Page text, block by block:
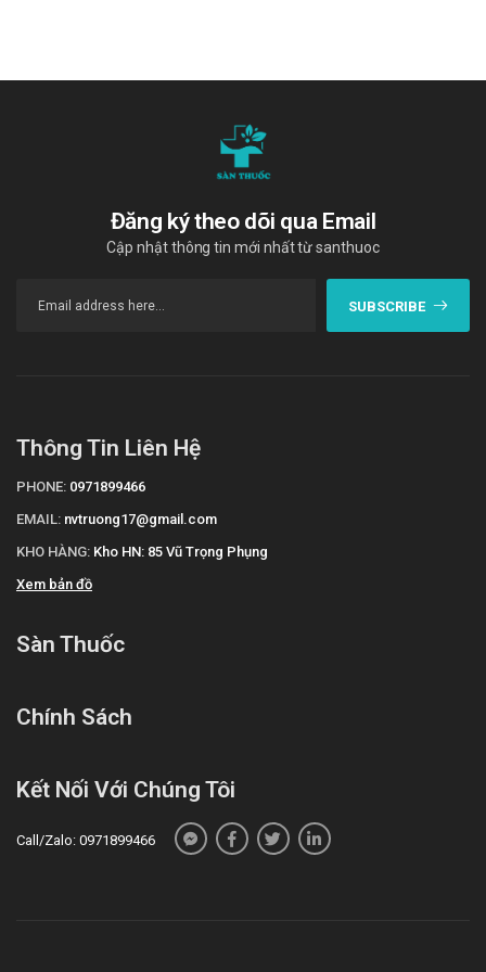
Đăng ký theo dõi qua Email
Cập nhật thông tin mới nhất từ santhuoc
SUBSCRIBE
Thông Tin Liên Hệ
PHONE: 0971899466
EMAIL: nvtruong17@gmail.com
KHO HÀNG: Kho HN: 85 Vũ Trọng Phụng
Xem bản đồ
Sàn Thuốc
Chính Sách
Kết Nối Với Chúng Tôi
Call/Zalo: 0971899466